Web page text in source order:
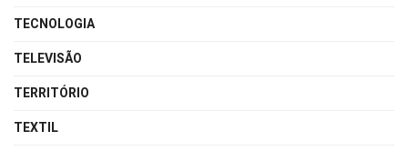
TECNOLOGIA
TELEVISÃO
TERRITÓRIO
TEXTIL